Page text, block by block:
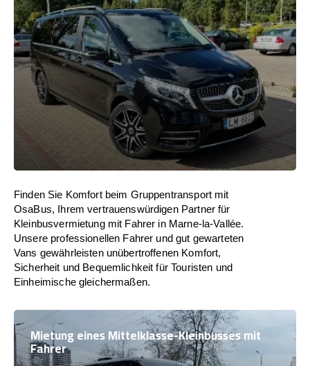
Finden Sie Komfort beim Gruppentransport mit
OsaBus, Ihrem vertrauenswürdigen Partner für
Kleinbusvermietung mit Fahrer in Marne-la-Vallée.
Unsere professionellen Fahrer und gut gewarteten
Vans gewährleisten unübertroffenen Komfort,
Sicherheit und Bequemlichkeit für Touristen und
Einheimische gleichermaßen.
Mietung eines Mittelklasse-Kleinbusses mit
Fahrer